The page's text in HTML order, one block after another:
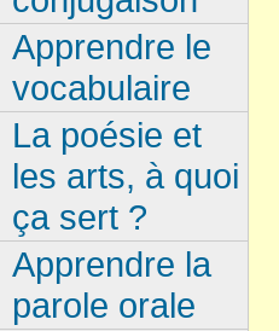
Apprendre le
vocabulaire
La poésie et
les arts, à quoi
ça sert ?
Apprendre la
parole orale